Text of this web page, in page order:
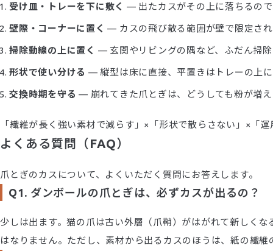
受け皿・トレーを下に敷く — 出たカスがその上に落ちるの
壁際・コーナーに置く — カスの飛び散る範囲が壁で限定さ
掃除動線の上に置く — 玄関やリビングの隅など、ふだん掃
形状で使い分ける — 縦型は床に直接、平置きはトレーの上
交換時期を守る — 崩れてきた爪とぎは、どうしても粉が増
「繊維が長く強い素材で減らす」×「形状で散らさない」×「
よくある質問（FAQ）
爪とぎのカスについて、よくいただく質問にお答えします。
Q1. ダンボールの爪とぎは、必ずカスが出るの？
少しは出ます。猫の爪は古い外層（爪鞘）がはがれて新しく
はなりません。ただし、素材から出るカスのほうは、紙の繊